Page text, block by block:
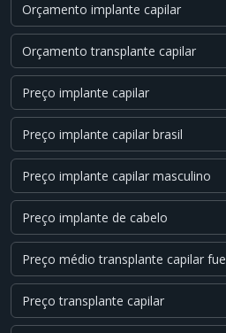
Orçamento implante capilar
Orçamento transplante capilar
Preço implante capilar
Preço implante capilar brasil
Preço implante capilar masculino
Preço implante de cabelo
Preço médio transplante capilar fue
Preço transplante capilar